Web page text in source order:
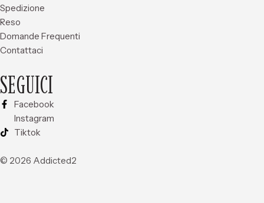
Spedizione
Reso
Domande Frequenti
Contattaci
SEGUICI
Facebook
Instagram
Tiktok
© 2026 Addicted2